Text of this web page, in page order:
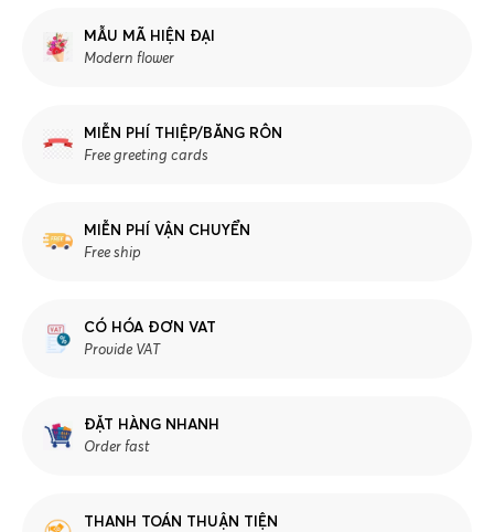
MẪU MÃ HIỆN ĐẠI
Modern flower
MIỄN PHÍ THIỆP/BĂNG RÔN
Free greeting cards
MIỄN PHÍ VẬN CHUYỂN
Free ship
CÓ HÓA ĐƠN VAT
Provide VAT
ĐẶT HÀNG NHANH
Order fast
THANH TOÁN THUẬN TIỆN